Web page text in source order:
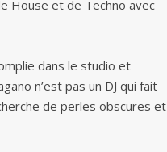
House et de Techno avec
dans le studio et
n’est pas un DJ qui fait
de perles obscures et